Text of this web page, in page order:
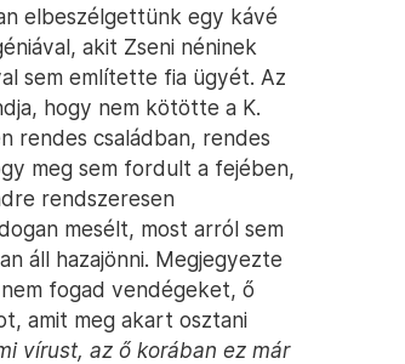
elbeszélgettünk egy kávé
akit Zseni néninek
sem említette fia ügyét. Az
hogy nem kötötte a K.
rendes családban, rendes
meg sem fordult a fejében,
rendszeresen
mesélt, most arról sem
áll hazajönni. Megjegyezte
fogad vendégeket, ő
amit meg akart osztani
vírust, az ő korában ez már